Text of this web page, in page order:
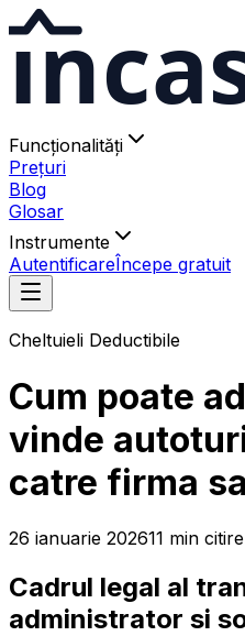
Funcționalități
Prețuri
Blog
Glosar
Instrumente
AutentificareÎncepe gratuit
Cheltuieli Deductibile
Cum poate
vinde
catre firma
26 ianuarie 202611 min citire
Cadrul legal al
administrator si